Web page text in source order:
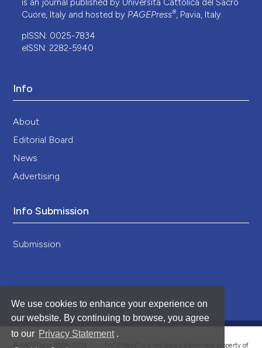
We use cookies to enhance your experience on
our website. By continuing to browse, you agree
to our Privacy Statement .
is an journal published by Università Cattolica del Sacro
Cuore, Italy and hosted by PAGEPress®, Pavia, Italy.
pISSN: 0025-7834
eISSN: 2282-5940
Info
About
Editorial Board
News
Advertising
Info Submission
Submission
is a registered trademark property of